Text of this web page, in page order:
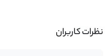
نظرات کاربران